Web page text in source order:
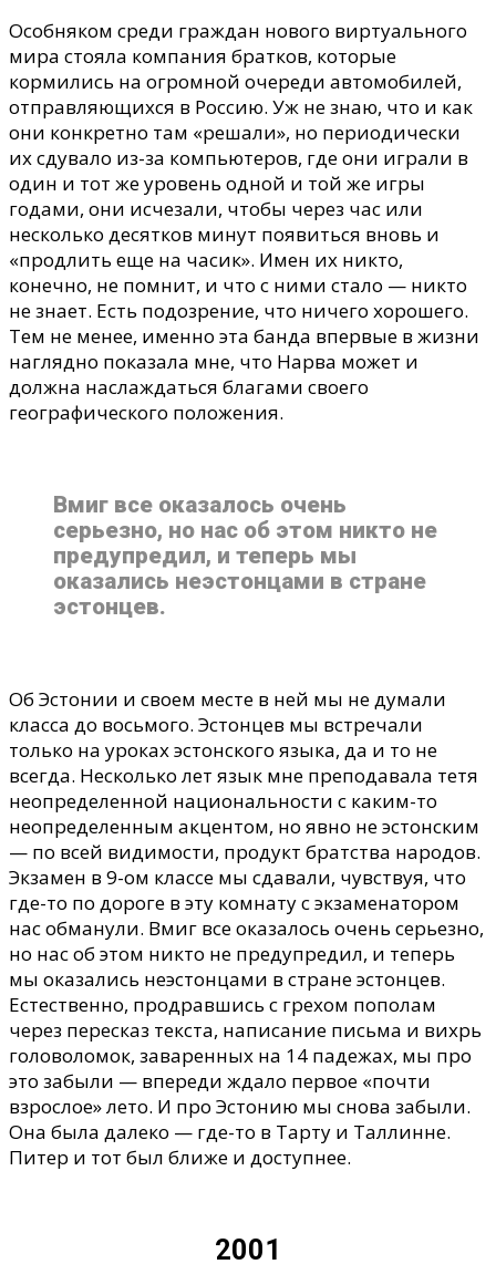
Особняком среди граждан нового виртуального
мира стояла компания братков, которые
кормились на огромной очереди автомобилей,
отправляющихся в Россию. Уж не знаю, что и как
они конкретно там «решали», но периодически
их сдувало из-за компьютеров, где они играли в
один и тот же уровень одной и той же игры
годами, они исчезали, чтобы через час или
несколько десятков минут появиться вновь и
«продлить еще на часик». Имен их никто,
конечно, не помнит, и что с ними стало — никто
не знает. Есть подозрение, что ничего хорошего.
Тем не менее, именно эта банда впервые в жизни
наглядно показала мне, что Нарва может и
должна наслаждаться благами своего
географического положения.
Вмиг все оказалось очень
серьезно, но нас об этом никто не
предупредил, и теперь мы
оказались неэстонцами в стране
эстонцев.
Об Эстонии и своем месте в ней мы не думали
класса до восьмого. Эстонцев мы встречали
только на уроках эстонского языка, да и то не
всегда. Несколько лет язык мне преподавала тетя
неопределенной национальности с каким-то
неопределенным акцентом, но явно не эстонским
— по всей видимости, продукт братства народов.
Экзамен в 9-ом классе мы сдавали, чувствуя, что
где-то по дороге в эту комнату с экзаменатором
нас обманули. Вмиг все оказалось очень серьезно,
но нас об этом никто не предупредил, и теперь
мы оказались неэстонцами в стране эстонцев.
Естественно, продравшись с грехом пополам
через пересказ текста, написание письма и вихрь
головоломок, заваренных на 14 падежах, мы про
это забыли — впереди ждало первое «почти
взрослое» лето. И про Эстонию мы снова забыли.
Она была далеко — где-то в Тарту и Таллинне.
Питер и тот был ближе и доступнее.
2001